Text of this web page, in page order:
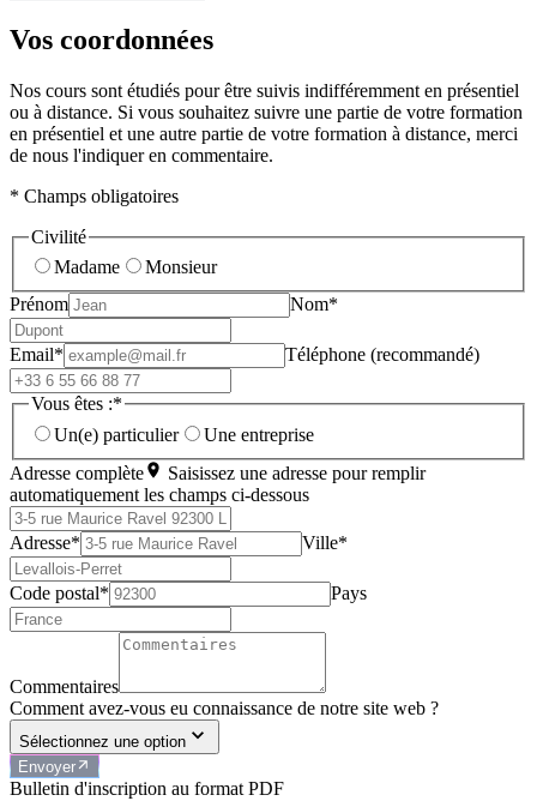
Vos coordonnées
Nos cours sont étudiés pour être suivis indifféremment en présentiel
ou à distance. Si vous souhaitez suivre une partie de votre formation
en présentiel et une autre partie de votre formation à distance, merci
de nous l'indiquer en commentaire.
* Champs obligatoires
Civilité
Madame
Monsieur
Prénom
Nom*
Email* Téléphone (recommandé)
Vous êtes :*
Un(e) particulier
Une entreprise
Adresse complète
Saisissez une adresse pour remplir
automatiquement les champs ci-dessous
Adresse* Ville*
Code postal* Pays
Commentaires
Comment avez-vous eu connaissance de notre site web ?
Sélectionnez une option
Envoyer
Bulletin d'inscription au format PDF